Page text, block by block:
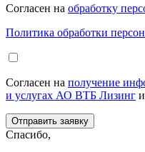
Согласен на обработку
Политика обработки
Согласен на получение
и услугах АО ВТБ Лизинг и
Спасибо,